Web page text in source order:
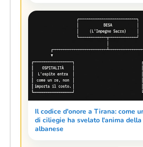
Il codice d'onore a Tirana: come
di ciliegie ha svelato l'anima della
albanese